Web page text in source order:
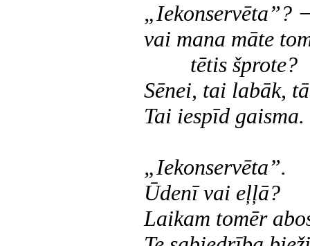
„Iekonservēta”?
vai mana māte
tētis šprote?
Sēnei, tai labāk,
Tai iespīd gaisma.
„Iekonservēta”.
Ūdenī vai eļļā?
Laikam tomēr